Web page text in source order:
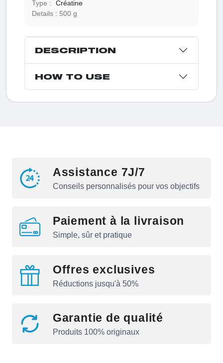
Type :
Créatine
Details :
500 g
DESCRIPTION
HOW TO USE
Assistance 7J/7
Conseils personnalisés pour vos objectifs
Paiement à la livraison
Simple, sûr et pratique
Offres exclusives
Réductions jusqu'à 50%
Garantie de qualité
Produits 100% originaux